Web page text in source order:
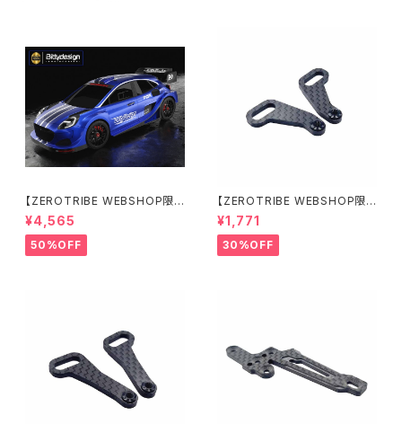
【ZEROTRIBE WEBSHOP限
定価格】BDRX-190P10R P1
0R クリアーボディ 1/10 ラリー
190mm ライトウェイト
¥4,565
50%OFF
【ZEROTRIBE WEBSHOP限
定価格】RCM-X4-CSAR カ
ーボンリアステアリングアームセ
ット XRAY X4用
¥1,771
30%OFF